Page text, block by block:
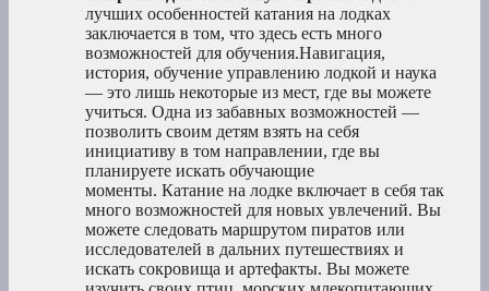
лучших особенностей катания на лодках
заключается в том, что здесь есть много
возможностей для обучения.Навигация,
история, обучение управлению лодкой и наука
— это лишь некоторые из мест, где вы можете
учиться. Одна из забавных возможностей —
позволить своим детям взять на себя
инициативу в том направлении, где вы
планируете искать обучающие
моменты. Катание на лодке включает в себя так
много возможностей для новых увлечений. Вы
можете следовать маршрутом пиратов или
исследователей в дальних путешествиях и
искать сокровища и артефакты. Вы можете